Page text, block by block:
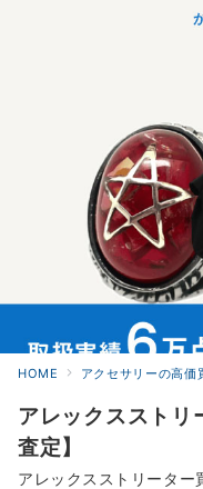
HOME アクセサリーの高価
アレックスストリ
査定】
アレックスストリーター